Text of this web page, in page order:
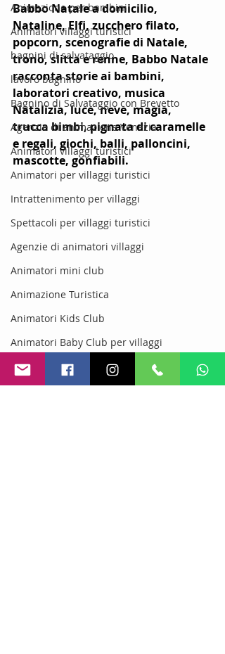
Animazione per bambini
Animatori villaggi turistici
bagnini di salvataggio
lavoro bagnino
Bagnino di Salvataggio con Brevetto
Agenzie di animazione Venezia
Animatori villaggi turistici
Animatori per villaggi turistici
Intrattenimento per villaggi
Spettacoli per villaggi turistici
Agenzie di animatori villaggi
Animatori mini club
Animazione Turistica
Animatori Kids Club
Animatori Baby Club per villaggi
Lavoro animatore turistico
Scenografie per villaggi turistici
Babbo Natale a domicilio,
Nataline, Elfi, zucchero filato,
popcorn, scenografie di Natale,
trono, slitta e renne, Babbo Natale
racconta storie ai bambini,
laboratori creativo, musica
Natalizia, luce, neve, magia,
trucca bimbi, pignata di caramelle
e regali, giochi, balli, palloncini,
mascotte, gonfiabili.